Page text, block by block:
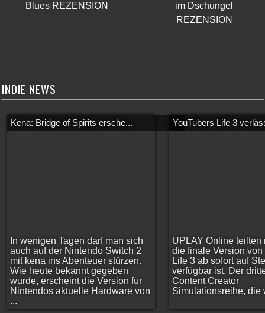
Blues REZENSION
im Dschungel
REZENSION
INDIE NEWS
Kena: Bridge of Spirits ersche...
In wenigen Tagen darf man sich
auch auf der Nintendo Switch 2
mit kena ins Abenteuer stürzen.
Wie heute bekannt gegeben
wurde, erscheint die Version für
Nintendos aktuelle Hardware von
...
YouTubers Life 3
UPLAY Online teilten
die finale Version von
Life 3 ab sofort auf
verfügbar ist. Der
Content Creator
Simulationsreihe, die